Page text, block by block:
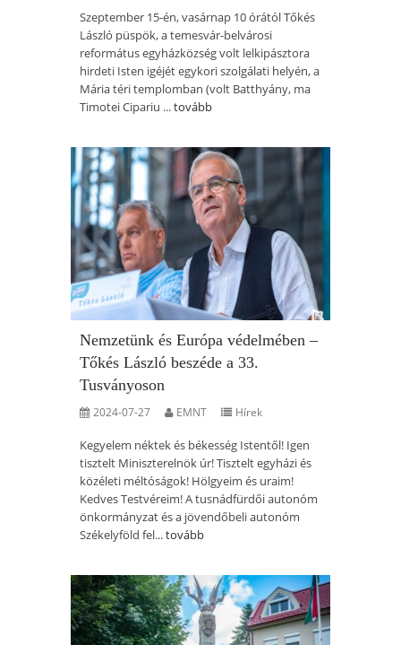
Szeptember 15-én, vasárnap 10 órától Tőkés
László püspök, a temesvár-belvárosi
református egyházközség volt lelkipásztora
hirdeti Isten igéjét egykori szolgálati helyén, a
Mária téri templomban (volt Batthyány, ma
Timotei Cipariu ...tovább
Nemzetünk és Európa védelmében –
Tőkés László beszéde a 33.
Tusványoson
2024-07-27 EMNT Hírek
Kegyelem néktek és békesség Istentől! Igen
tisztelt Miniszterelnök úr! Tisztelt egyházi és
közéleti méltóságok! Hölgyeim és uraim!
Kedves Testvéreim! A tusnádfürdői autonóm
önkormányzat és a jövendőbeli autonóm
Székelyföld fel...tovább